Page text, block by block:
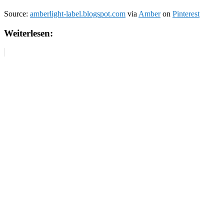
Source: amberlight-label.blogspot.com via Amberon Pinterest
Weiterlesen: